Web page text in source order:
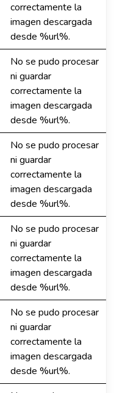
correctamente la
imagen descargada
desde %url%.
No se pudo procesar
ni guardar
correctamente la
imagen descargada
desde %url%.
No se pudo procesar
ni guardar
correctamente la
imagen descargada
desde %url%.
No se pudo procesar
ni guardar
correctamente la
imagen descargada
desde %url%.
No se pudo procesar
ni guardar
correctamente la
imagen descargada
desde %url%.